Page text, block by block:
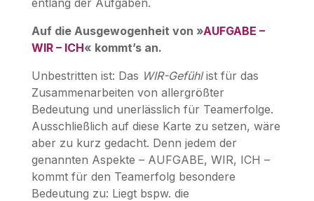
Auf die Ausgewogenheit von »AUFGABE –
WIR – ICH« kommt’s an.
Unbestritten ist: Das WIR-Gefühlist für das
Zusammenarbeiten von allergrößter
Bedeutung und unerlässlich für Teamerfolge.
Ausschließlich auf diese Karte zu setzen, wäre
aber zu kurz gedacht. Denn jedem der
genannten Aspekte – AUFGABE, WIR, ICH –
kommt für den Teamerfolg besondere
Bedeutung zu: Liegt bspw. die